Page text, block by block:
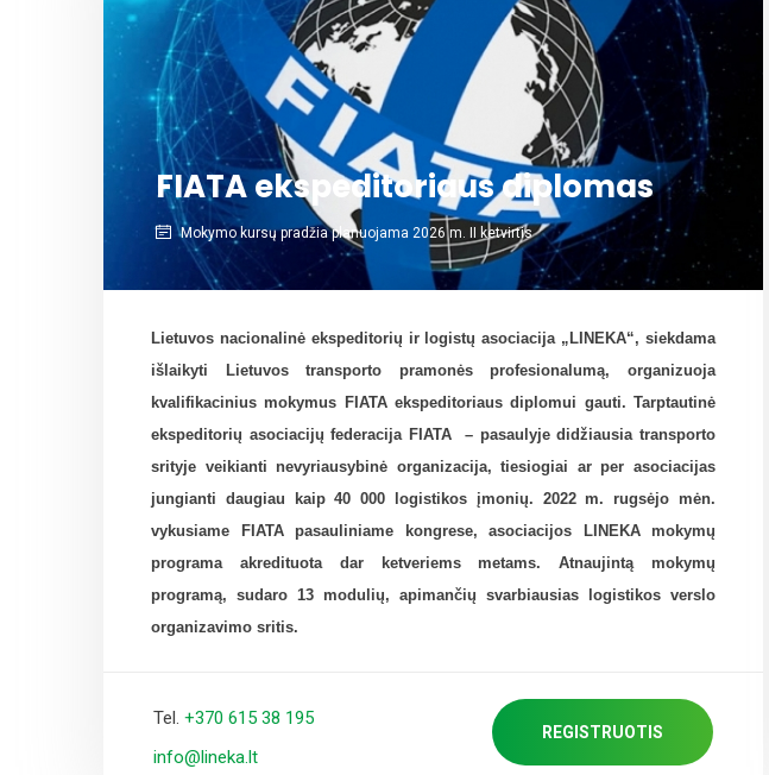
FIATA ekspeditoriaus diplomas
Mokymo kursų pradžia planuojama 2026 m. II ketvirtis
Lietuvos nacionalinė ekspeditorių ir logistų asociacija „LINEKA“, siekdama
išlaikyti Lietuvos transporto pramonės profesionalumą, organizuoja
kvalifikacinius mokymus FIATA ekspeditoriaus diplomui gauti. Tarptautinė
ekspeditorių asociacijų federacija FIATA – pasaulyje didžiausia transporto
srityje veikianti nevyriausybinė organizacija, tiesiogiai ar per asociacijas
jungianti daugiau kaip 40 000 logistikos įmonių. 2022 m. rugsėjo mėn.
vykusiame FIATA pasauliniame kongrese, asociacijos LINEKA mokymų
programa akredituota dar ketveriems metams. Atnaujintą mokymų
programą, sudaro 13 modulių, apimančių svarbiausias logistikos verslo
organizavimo sritis.
Tel. +370 615 38 195
info@lineka.lt
REGISTRUOTIS